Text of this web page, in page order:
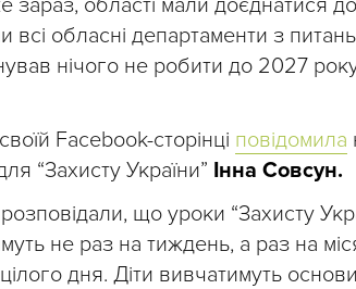
зараз, області мали доєднатися
обласні департаменти з
нічого не робити до 2027 року),
Facebook-сторінці повідомила
“Захисту України” Інна Совсун.
що уроки “Захисту
не раз на тиждень, а раз на
дня. Діти вивчатимуть